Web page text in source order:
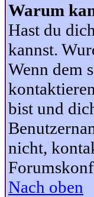
Warum
Hast du
kannst.
Wenn dem
bist und
nicht,
Nach oben